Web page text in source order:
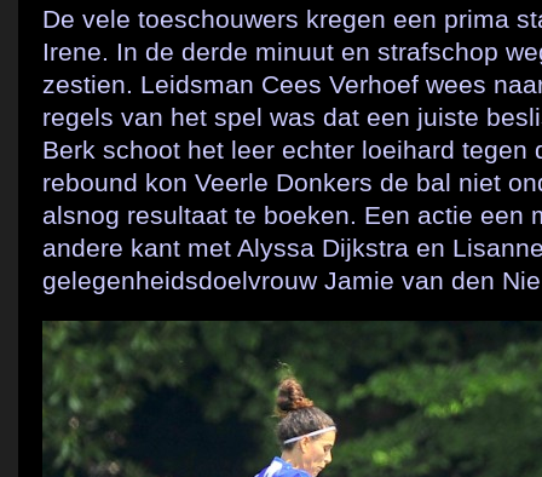
De vele toeschouwers kregen een prima
Irene. In de derde minuut en strafschop
zestien. Leidsman Cees Verhoef wees
regels van het spel was dat een juiste
Berk schoot het leer echter loeihard tegen
rebound kon Veerle Donkers de bal niet
alsnog resultaat te boeken. Een actie een
andere kant met Alyssa Dijkstra en
gelegenheidsdoelvrouw Jamie van den